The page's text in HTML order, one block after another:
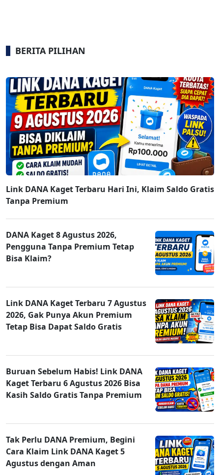
BERITA PILIHAN
Link DANA Kaget Terbaru Hari Ini, Klaim Saldo Gratis
Tanpa Premium
DANA Kaget 8 Agustus 2026,
Pengguna Tanpa Premium Tetap
Bisa Klaim?
Link DANA Kaget Terbaru 7 Agustus
2026, Gak Punya Akun Premium
Tetap Bisa Dapat Saldo Gratis
Buruan Sebelum Habis! Link DANA
Kaget Terbaru 6 Agustus 2026 Bisa
Kasih Saldo Gratis Tanpa Premium
Tak Perlu DANA Premium, Begini
Cara Klaim Link DANA Kaget 5
Agustus dengan Aman